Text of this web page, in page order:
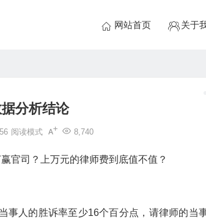
网站首页 关于
分析结论
8,740
阅读模式
官司？上万元的律师费到底值不值？
事人的胜诉率至少16个百分点，请律师的当